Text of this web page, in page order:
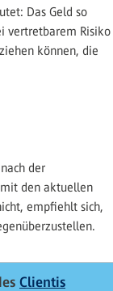
Das Geld so
vertretbarem Risiko
können, die
der
mit den aktuellen
empfiehlt sich,
Clientis